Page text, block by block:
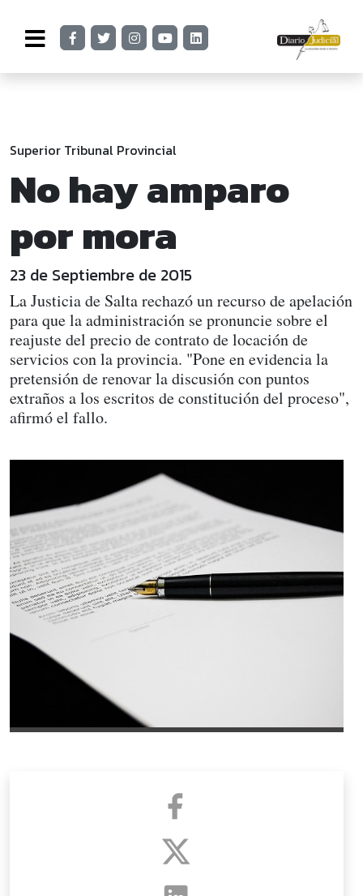
Superior Tribunal Provincial
No hay amparo
por mora
23 de Septiembre de 2015
La Justicia de Salta rechazó un recurso de apelación
para que la administración se pronuncie sobre el
reajuste del precio de contrato de locación de
servicios con la provincia. "Pone en evidencia la
pretensión de renovar la discusión con puntos
extraños a los escritos de constitución del proceso",
afirmó el fallo.